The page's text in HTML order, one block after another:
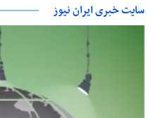
سایت خبری ایران نیوز